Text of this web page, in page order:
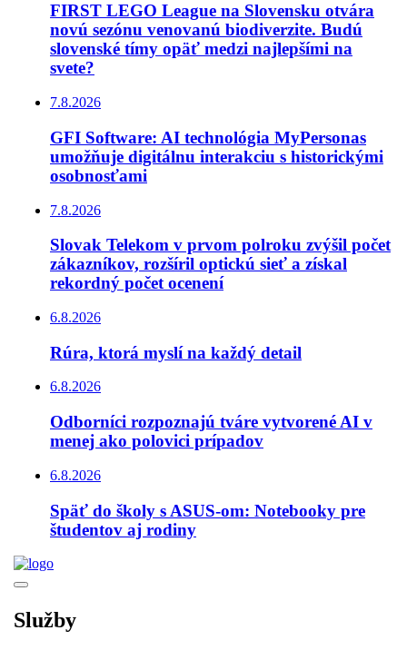
FIRST LEGO League na Slovensku otvára
novú sezónu venovanú biodiverzite. Budú
slovenské tímy opäť medzi najlepšími na
svete?
7.8.2026
GFI Software: AI technológia MyPersonas
umožňuje digitálnu interakciu s historickými
osobnosťami
7.8.2026
Slovak Telekom v prvom polroku zvýšil počet
zákazníkov, rozšíril optickú sieť a získal
rekordný počet ocenení
6.8.2026
Rúra, ktorá myslí na každý detail
6.8.2026
Odborníci rozpoznajú tváre vytvorené AI v
menej ako polovici prípadov
6.8.2026
Späť do školy s ASUS-om: Notebooky pre
študentov aj rodiny
Služby